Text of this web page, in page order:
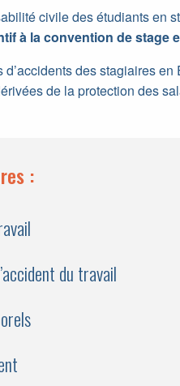
civile des étudiants en
à la convention de stage
d’accidents des stagiaires
de la protection des
:
du travail